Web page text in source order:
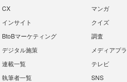
CX
マンガ
インサイト
クイズ
BtoBマーケティング
調査
デジタル施策
メディアプ
連載一覧
テレビ
執筆者一覧
SNS